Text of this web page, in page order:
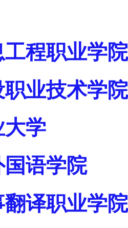
程职业学院
业技术学院
大学
语学院
译职业学院